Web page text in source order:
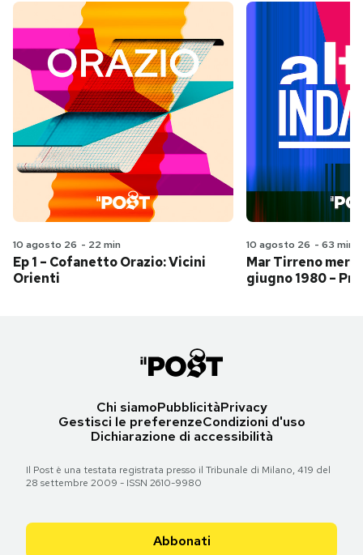
10 agosto 26 - 22 min
Ep 1 – Cofanetto Orazio: Vicini
Orienti
10 agosto 26 - 63 min
Mar Tirreno
giugno 1980 –
Chi siamoPubblicitàPrivacy
Gestisci le preferenzeCondizioni d'uso
Dichiarazione di accessibilità
Il Post è una testata registrata presso il Tribunale di Milano, 419 del
28 settembre 2009 - ISSN 2610-9980
Abbonati